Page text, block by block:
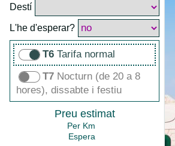
Destí
L'he d'esperar?
T6 Tarifa normal
T7 Nocturn (de 20 a 8
hores), dissabte i festiu
Preu estimat
Per Km
Espera